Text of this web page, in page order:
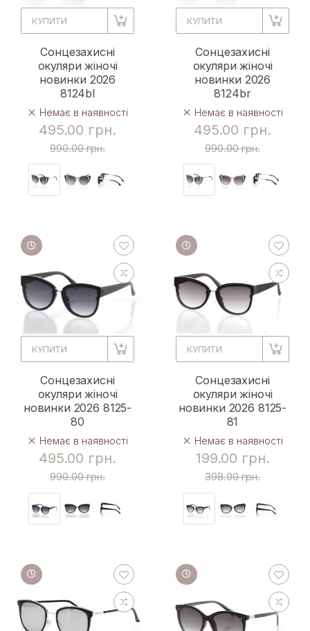
КУПИТИ
Сонцезахисні
окуляри жіночі
новинки 2026
8124bl
Немає в наявності
495.00 грн.
990.00 грн.
КУПИТИ
Сонцезахисні
окуляри жіночі
новинки 2026
8124br
Немає в наявності
495.00 грн.
990.00 грн.
КУПИТИ
Сонцезахисні
окуляри жіночі
новинки 2026 8125-
80
Немає в наявності
495.00 грн.
990.00 грн.
КУПИТИ
Сонцезахисні
окуляри жіночі
новинки 2026 8125-
81
Немає в наявності
199.00 грн.
398.00 грн.